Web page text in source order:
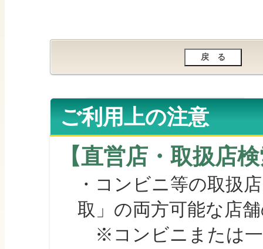
ご利用上の注意
【直営店・取扱店
・コンビニ等の取扱
取」の両方可能な店
※コンビニまたは一